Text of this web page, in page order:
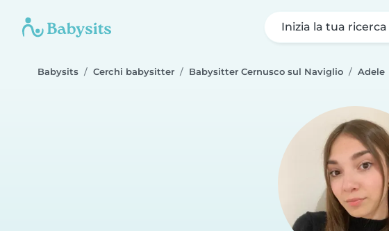
Inizia la tua ricerca
Babysits Cerchi babysitter Babysitter Cernusco sul Naviglio Adele